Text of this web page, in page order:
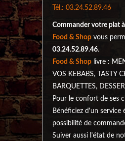
Tél.: 03.24.52.89.46
Commander votre plat
Food & Shop vous
03.24.52.89.46.
Food & Shop livre :
VOS KEBABS, TASTY
BARQUETTES,
Pour le confort de ses
Bénéficiez d'un
possibilité de
Suiver aussi l'état de